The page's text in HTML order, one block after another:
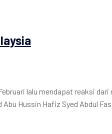
lalu mendapat reaksi
Abu Hussin Hafiz Syed Abdul